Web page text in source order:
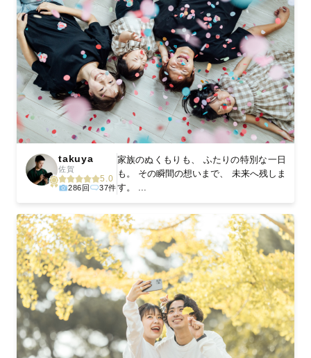
takuya
佐賀
5.0
286回 37件
家族のぬくもりも、 ふたりの特別な一日
も。 その瞬間の想いまで、 未来へ残しま
す。 ...